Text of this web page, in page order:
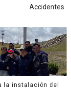
Accidentes
la instalación del